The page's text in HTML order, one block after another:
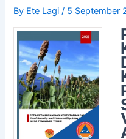
By Ete Lagi/ 5 September